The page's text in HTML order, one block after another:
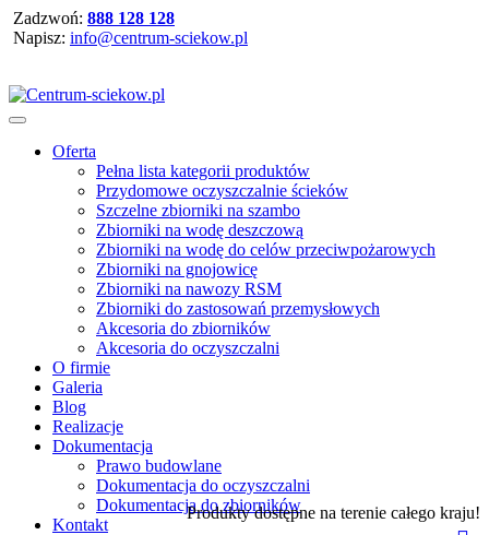
Zadzwoń: 888 128 128
Napisz: info@centrum-sciekow.pl
Oferta
Pełna lista kategorii produktów
Przydomowe oczyszczalnie ścieków
Szczelne zbiorniki na szambo
Zbiorniki na wodę deszczową
Zbiorniki na wodę do celów przeciwpożarowych
Zbiorniki na gnojowicę
Zbiorniki na nawozy RSM
Zbiorniki do zastosowań przemysłowych
Akcesoria do zbiorników
Akcesoria do oczyszczalni
O firmie
Galeria
Blog
Realizacje
Dokumentacja
Prawo budowlane
Dokumentacja do oczyszczalni
Dokumentacja do zbiorników
Kontakt
Produkty dostępne na terenie całego kraju!